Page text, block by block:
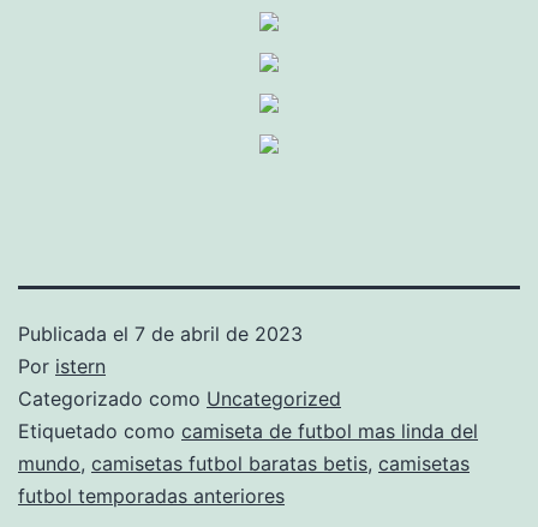
Publicada el 7 de abril de 2023
Por istern
Categorizado como Uncategorized
Etiquetado como camiseta de futbol mas linda del
mundo, camisetas futbol baratas betis, camisetas
futbol temporadas anteriores